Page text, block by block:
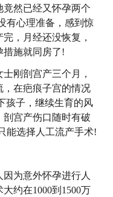
然已经又怀孕两个
有心理准备，感到惊
，月经还没恢复，
措施就同房了!
刚剖宫产三个月，
，在疤痕子宫的情况
孩子，继续生育的风
剖宫产伤口随时有破
能选择人工流产手术!
因为意外怀孕进行人
约在1000到1500万